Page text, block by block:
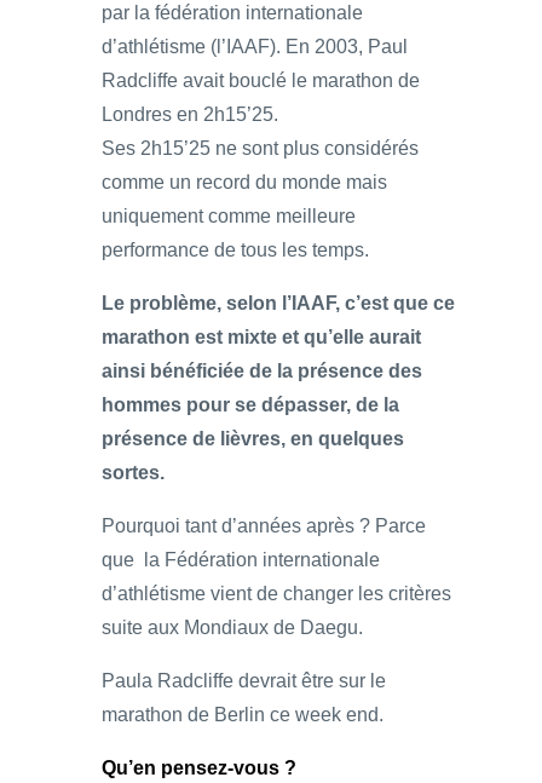
par la fédération internationale
d’athlétisme (l’IAAF). En 2003, Paul
Radcliffe avait bouclé le marathon de
Londres en 2h15’25.
Ses 2h15’25 ne sont plus considérés
comme un record du monde mais
uniquement comme meilleure
performance de tous les temps.
Le problème, selon l’IAAF, c’est que ce
marathon est mixte et qu’elle aurait
ainsi bénéficiée de la présence des
hommes pour se dépasser, de la
présence de lièvres, en quelques
sortes.
Pourquoi tant d’années après ? Parce
que la Fédération internationale
d’athlétisme vient de changer les critères
suite aux Mondiaux de Daegu.
Paula Radcliffe devrait être sur le
marathon de Berlin ce week end.
Qu’en pensez-vous ?